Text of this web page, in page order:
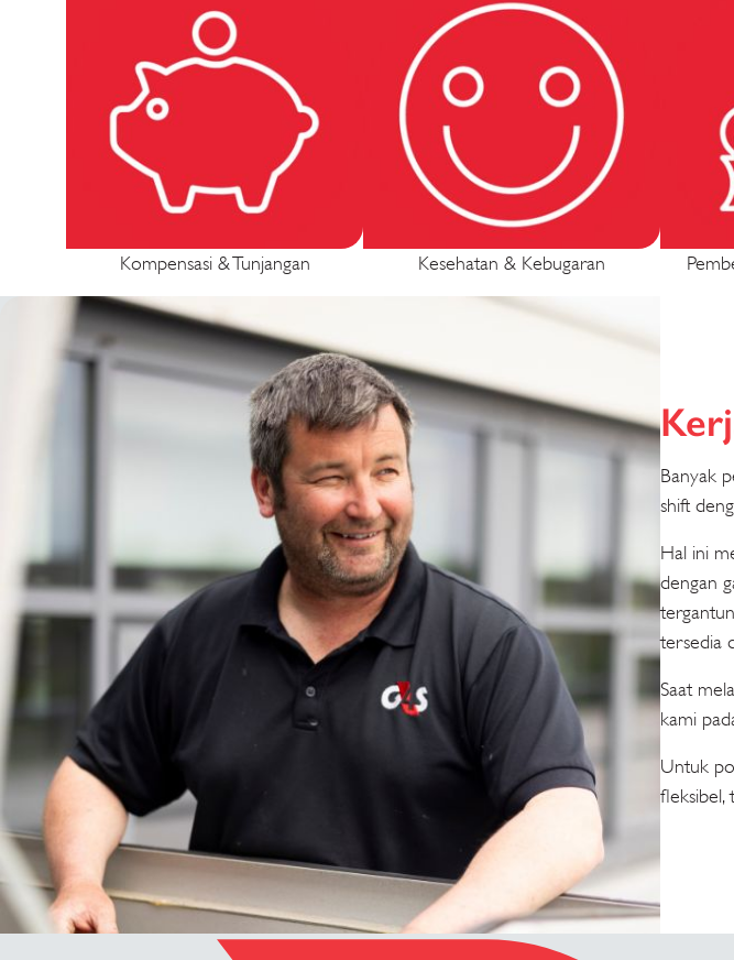
Kompensasi & Tunjangan Kesehatan & Kebugaran
Banyak
shift
Hal ini
dengan
tersedia
Saat
kami
Untuk
fleksibel,